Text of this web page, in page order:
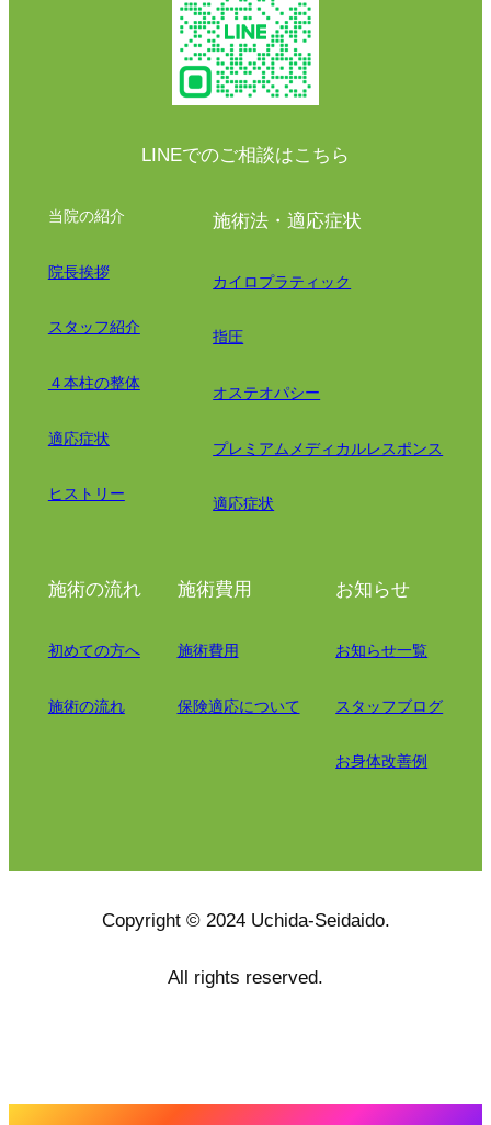
LINEでのご相談はこちら
当院の紹介
院長挨拶
スタッフ紹介
４本柱の整体
適応症状
ヒストリー
施術法・適応症状
カイロプラティック
指圧
オステオパシー
プレミアムメディカルレスポンス
適応症状
施術の流れ
初めての方へ
施術の流れ
施術費用
施術費用
保険適応について
お知らせ
お知らせ一覧
スタッフブログ
お身体改善例
Copyright © 2024 Uchida-Seidaido.
All rights reserved.